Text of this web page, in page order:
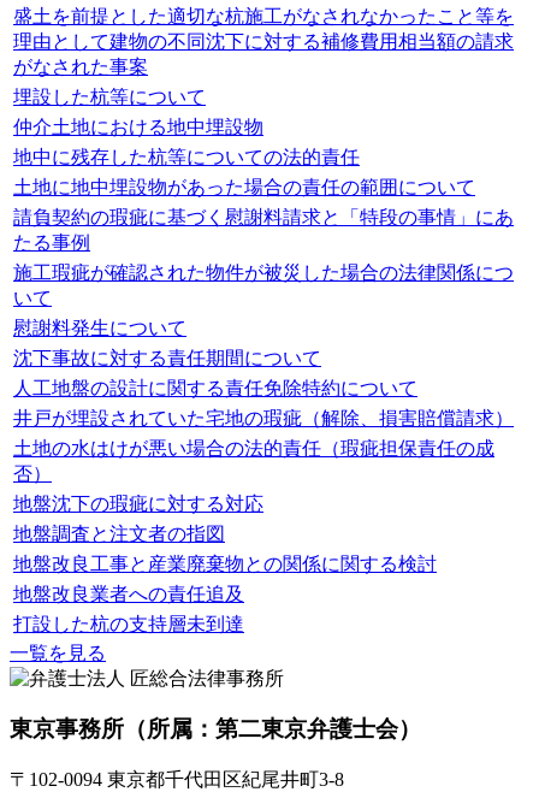
盛土を前提とした適切な杭施工がなされなかったこと等を
理由として建物の不同沈下に対する補修費用相当額の請求
がなされた事案
埋設した杭等について
仲介土地における地中埋設物
地中に残存した杭等についての法的責任
土地に地中埋設物があった場合の責任の範囲について
請負契約の瑕疵に基づく慰謝料請求と「特段の事情」にあ
たる事例
施工瑕疵が確認された物件が被災した場合の法律関係につ
いて
慰謝料発生について
沈下事故に対する責任期間について
人工地盤の設計に関する責任免除特約について
井戸が埋設されていた宅地の瑕疵（解除、損害賠償請求）
土地の水はけが悪い場合の法的責任（瑕疵担保責任の成
否）
地盤沈下の瑕疵に対する対応
地盤調査と注文者の指図
地盤改良工事と産業廃棄物との関係に関する検討
地盤改良業者への責任追及
打設した杭の支持層未到達
一覧を見る
東京事務所 （所属：第二東京弁護士会）
〒102-0094 東京都千代田区紀尾井町3-8